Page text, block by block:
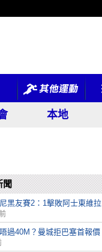
本地
聞
黑友賽2：1擊敗阿士東維拉
過40M？曼城拒巴塞首報價